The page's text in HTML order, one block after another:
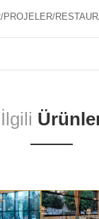
PROJELER/
İlgili